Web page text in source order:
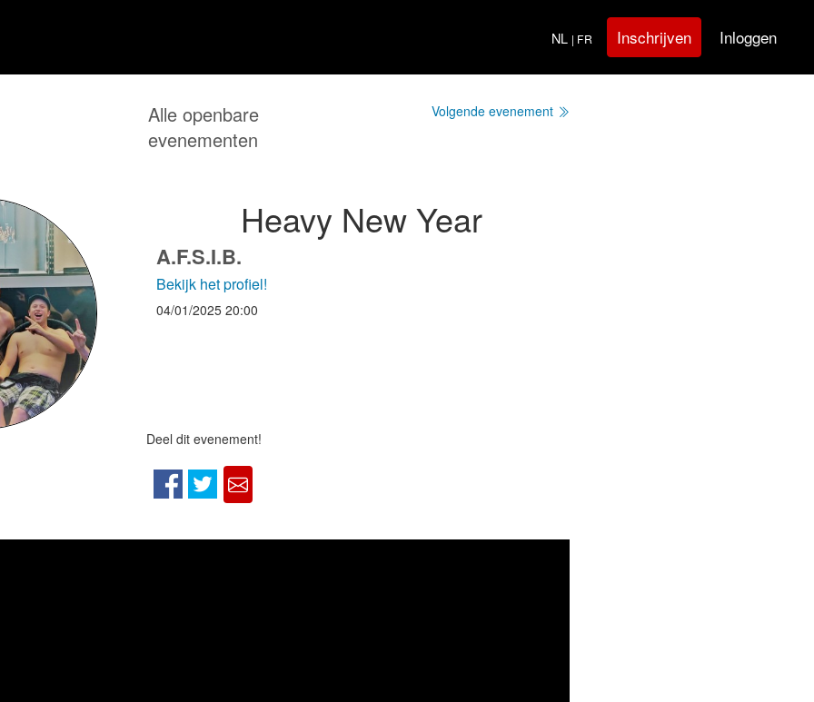
NL | FR Inschrijven Inloggen
Alle openbare
evenementen
Volgende evenement
Heavy New Year
A.F.S.I.B.
Bekijk het profiel!
04/01/2025 20:00
Deel dit evenement!